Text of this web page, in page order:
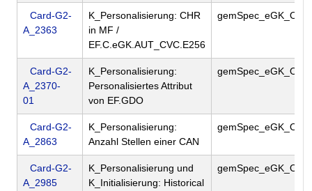
Card-G2-
A_2363
K_Personalisierung: CHR
in MF /
EF.C.eGK.AUT_CVC.E256
Card-G2-
A_2370-
01
K_Personalisierung:
Personalisiertes Attribut
von EF.GDO
Card-G2-
A_2863
K_Personalisierung:
Anzahl Stellen einer CAN
Card-G2-
A_2985
K_Personalisierung und
K_Initialisierung: Historical